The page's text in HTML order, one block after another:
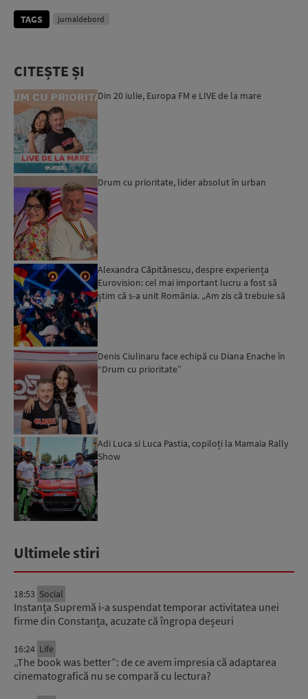
TAGS jurnaldebord
CITEȘTE ȘI
Din 20 iulie, Europa FM e LIVE de la mare
Drum cu prioritate, lider absolut în urban
Alexandra Căpitănescu, despre experiența
Eurovision: cel mai important lucru a fost să
știm că s-a unit România. „Am zis că trebuie să
Denis Ciulinaru face echipă cu Diana Enache în
“Drum cu prioritate”
Adi Luca si Luca Pastia, copiloți la Mamaia Rally
Show
Ultimele stiri
18:53 Social
Instanța Supremă i-a suspendat temporar activitatea unei
firme din Constanța, acuzate că îngropa deșeuri
16:24 Life
„The book was better”: de ce avem impresia că adaptarea
cinematografică nu se compară cu lectura?